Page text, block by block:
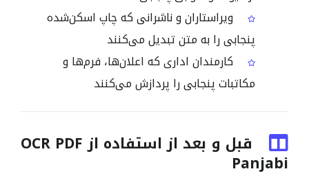
ویراستاران و ناشرانی که چاپ اسکن‌شده
پنجابی را به متن تبدیل می‌کنند
کارمندان اداری که اعلان‌ها، فرم‌ها و
مکاتبات پنجابی را پردازش می‌کنند
قبل و بعد از استفاده از OCR PDF
Panjabi